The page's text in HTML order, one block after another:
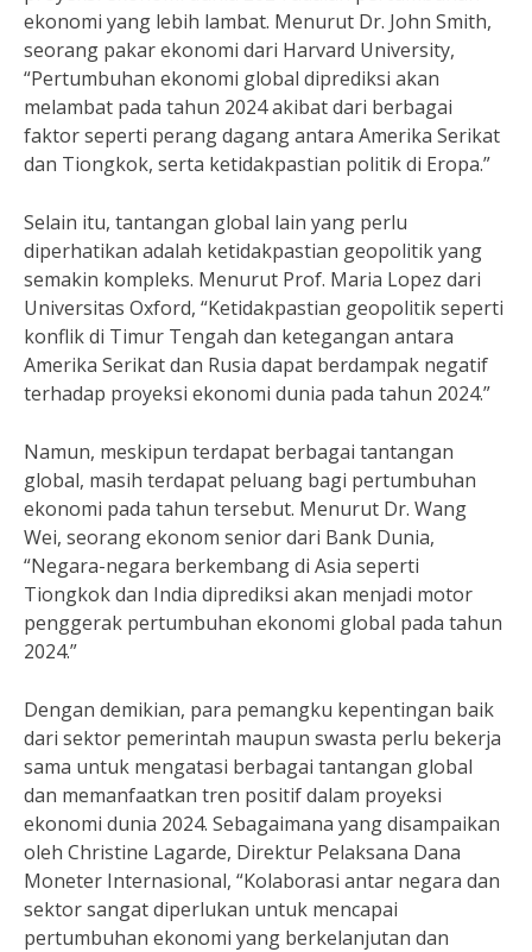
ekonomi yang lebih lambat. Menurut Dr. John Smith,
seorang pakar ekonomi dari Harvard University,
“Pertumbuhan ekonomi global diprediksi akan
melambat pada tahun 2024 akibat dari berbagai
faktor seperti perang dagang antara Amerika Serikat
dan Tiongkok, serta ketidakpastian politik di Eropa.”
Selain itu, tantangan global lain yang perlu
diperhatikan adalah ketidakpastian geopolitik yang
semakin kompleks. Menurut Prof. Maria Lopez dari
Universitas Oxford, “Ketidakpastian geopolitik seperti
konflik di Timur Tengah dan ketegangan antara
Amerika Serikat dan Rusia dapat berdampak negatif
terhadap proyeksi ekonomi dunia pada tahun 2024.”
Namun, meskipun terdapat berbagai tantangan
global, masih terdapat peluang bagi pertumbuhan
ekonomi pada tahun tersebut. Menurut Dr. Wang
Wei, seorang ekonom senior dari Bank Dunia,
“Negara-negara berkembang di Asia seperti
Tiongkok dan India diprediksi akan menjadi motor
penggerak pertumbuhan ekonomi global pada tahun
2024.”
Dengan demikian, para pemangku kepentingan baik
dari sektor pemerintah maupun swasta perlu bekerja
sama untuk mengatasi berbagai tantangan global
dan memanfaatkan tren positif dalam proyeksi
ekonomi dunia 2024. Sebagaimana yang disampaikan
oleh Christine Lagarde, Direktur Pelaksana Dana
Moneter Internasional, “Kolaborasi antar negara dan
sektor sangat diperlukan untuk mencapai
pertumbuhan ekonomi yang berkelanjutan dan